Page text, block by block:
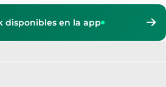
disponibles en la app